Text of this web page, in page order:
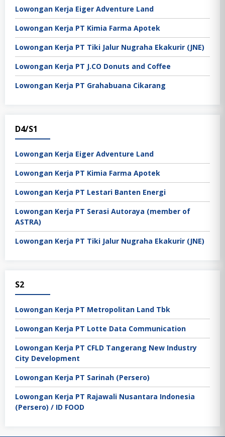
Lowongan Kerja Eiger Adventure Land
Lowongan Kerja PT Kimia Farma Apotek
Lowongan Kerja PT Tiki Jalur Nugraha Ekakurir (JNE)
Lowongan Kerja PT J.CO Donuts and Coffee
Lowongan Kerja PT Grahabuana Cikarang
D4/S1
Lowongan Kerja Eiger Adventure Land
Lowongan Kerja PT Kimia Farma Apotek
Lowongan Kerja PT Lestari Banten Energi
Lowongan Kerja PT Serasi Autoraya (member of
ASTRA)
Lowongan Kerja PT Tiki Jalur Nugraha Ekakurir (JNE)
S2
Lowongan Kerja PT Metropolitan Land Tbk
Lowongan Kerja PT Lotte Data Communication
Lowongan Kerja PT CFLD Tangerang New Industry
City Development
Lowongan Kerja PT Sarinah (Persero)
Lowongan Kerja PT Rajawali Nusantara Indonesia
(Persero) / ID FOOD